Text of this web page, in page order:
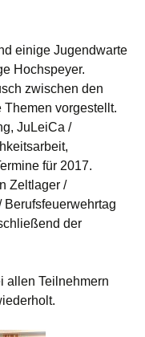
einige Jugendwarte
Hochspeyer.
zwischen den
vorgestellt.
JuLeiCa /
für 2017.
Zeltlager /
Berufsfeuerwehrtag
der
allen Teilnehmern